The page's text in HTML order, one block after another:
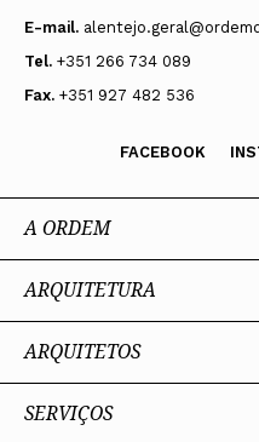
E-mail.
Tel. +351 266 734 089
Fax. +351 927 482 536
FACEBOOK
A ORDEM
Ordem dos Arquitectos
Sobre a OA
Legado
Estatuto e Regulamentos
ARQUITETURA
Trabalhar com Arquiteto
Porquê um Arquiteto
Boas práticas
ARQUITETOS
Portal dos Arquitectos
SERVIÇOS